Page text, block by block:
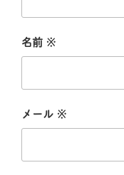
名前 ※
メール ※